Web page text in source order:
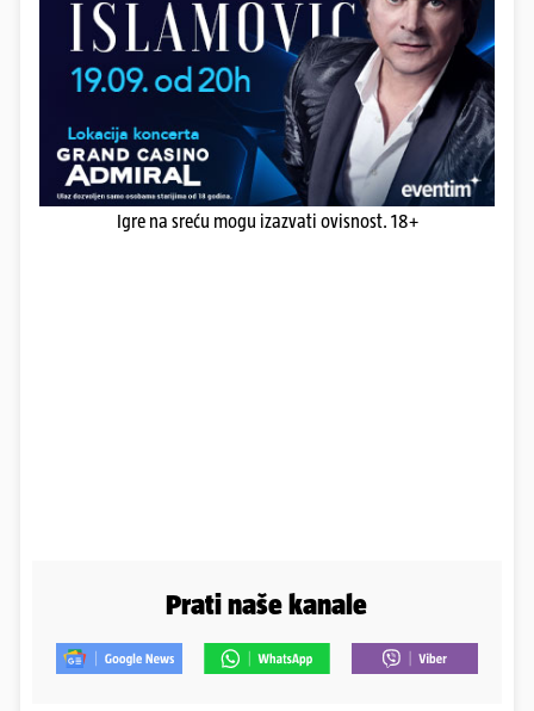
Igre na sreću mogu izazvati ovisnost. 18+
Prati naše kanale